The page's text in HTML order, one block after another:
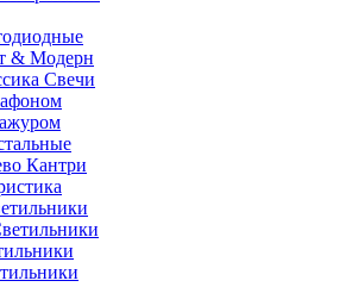
& Модерн
Свечи
Кантри